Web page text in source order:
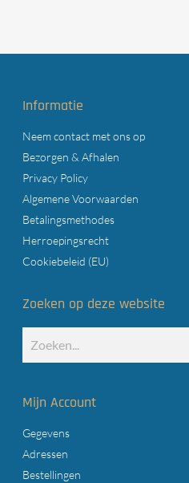
Informatie
Neem contact met ons op
Bezorgen & Afhalen
Privacy Policy
Algemene Voorwaarden
Betalingsmethodes
Herroepingsrecht
Cookiebeleid (EU)
Zoeken op deze website
Mijn Account
Gegevens
Adressen
Bestellingen